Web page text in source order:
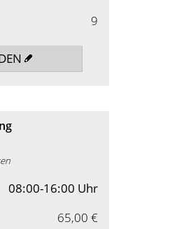
9
08:00-16:00 Uhr
65,00 €